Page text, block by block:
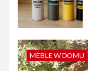
MEBLE W DOMU